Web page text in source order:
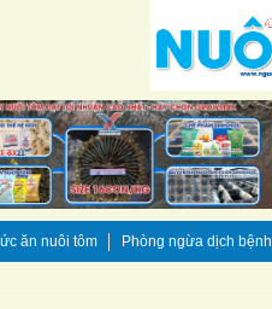
ăn nuôi tôm Phòng ngừa dịch bệnh